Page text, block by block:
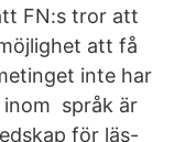
FN:s tror att
att få
inte har
inom språk är
för läs-